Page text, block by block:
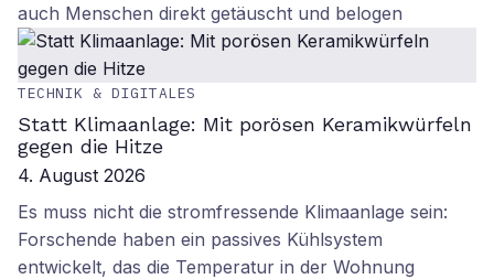
auch Menschen direkt getäuscht und belogen
TECHNIK & DIGITALES
Statt Klimaanlage: Mit porösen Keramikwürfeln
gegen die Hitze
4. August 2026
Es muss nicht die stromfressende Klimaanlage sein:
Forschende haben ein passives Kühlsystem
entwickelt, das die Temperatur in der Wohnung